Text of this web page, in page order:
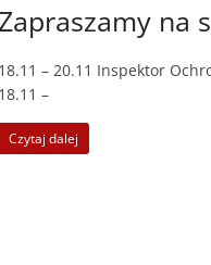
na
– 20.11 Inspektor
–
Czytaj dalej